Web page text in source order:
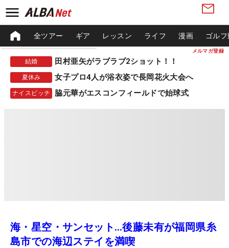
メルマガ登録
全ツアー ギア レッスン ライフ 漫画 ゴル
結婚 田村亜矢がラブラブ2ショット！！
夏休み 女子プロ4人が浴衣姿で長岡花火大会へ
ナイスピッチ 脇元華がエスコンフィールドで始球式
海・星空・サンセット…後藤未有が福岡県糸
島市での海辺ステイを満喫